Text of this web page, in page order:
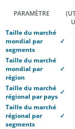
PARAMÈTRE
Taille du marché
mondial par
segments
✓
Taille du marché
mondial par
région
✓
Taille du marché
régional par pays
✓
Taille du marché
régional par
segments
✓